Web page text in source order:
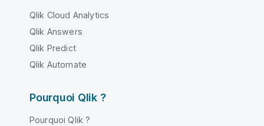
Qlik Cloud Analytics
Qlik Answers
Qlik Predict
Qlik Automate
Pourquoi Qlik ?
Pourquoi Qlik ?